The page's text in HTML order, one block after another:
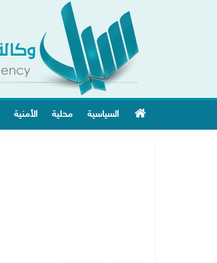
السياسية محلية الأمنية